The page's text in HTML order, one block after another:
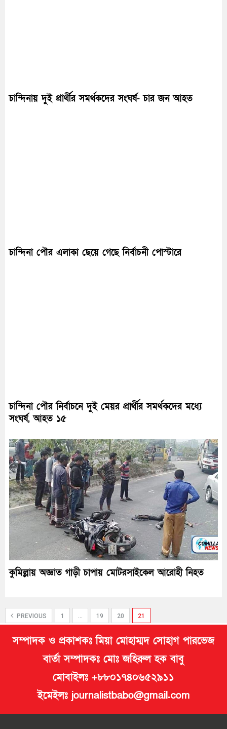
চান্দিনায় দুই প্রার্থীর সমর্থকদের সংঘর্ষ- চার জন আহত
চান্দিনা পৌর এলাকা ছেয়ে গেছে নির্বাচনী পোস্টারে
চান্দিনা পৌর নির্বাচনে দুই মেয়র প্রার্থীর সমর্থকদের মধ্যে
সংঘর্ষ, আহত ১৫
কুমিল্লায় অজ্ঞাত গাড়ী চাপায় মোটরসাইকেল আরোহী নিহত
PREVIOUS 1 19 20 21
সম্পাদক ও প্রকাশকঃ মিয়া মোহাম্মদ সোহাগ পারভেজ
বার্তা সম্পাদকঃ মোঃ জহিরুল হক বাবু
মোবাইলঃ +৮৮০১৭৪০৬৫২৯১১
ইমেইলঃ journalistbabo@gmail.com